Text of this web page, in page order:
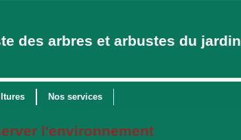
des arbres et arbustes du jardin
l'environnement
Nos services